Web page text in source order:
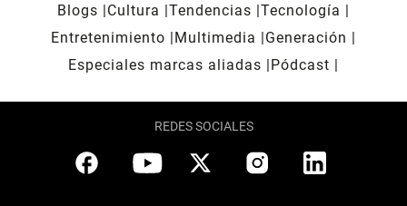
Blogs
Cultura Tendencias Tecnología
Entretenimiento
Multimedia
Generación
Especiales marcas aliadas
Pódcast
REDES SOCIALES